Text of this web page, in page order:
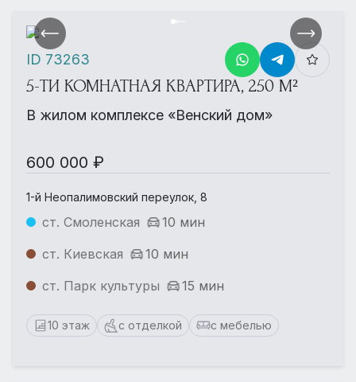
5-ТИ КОМНАТНАЯ КВАРТИРА, 250 М²
В жилом комплексе «Венский дом»
600 000 ₽
1-й Неопалимовский переулок, 8
ст. Смоленская
10 мин
ст. Киевская
10 мин
ст. Парк культуры
15 мин
10 этаж с отделкой с мебелью
ID 73263